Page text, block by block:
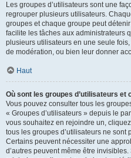
Les groupes d’utilisateurs sont une
regrouper plusieurs utilisateurs.
groupes et chaque groupe peut
facilite les tâches aux administrateurs
plusieurs utilisateurs en une seule
de modération, ou bien leur donner
Haut
Où sont les groupes d’utilisateurs et
Vous pouvez consulter tous les
« Groupes d’utilisateurs » depuis le
vous souhaitez en rejoindre un,
tous les groupes d’utilisateurs ne
Certains peuvent nécessiter une
d’autres peuvent même être